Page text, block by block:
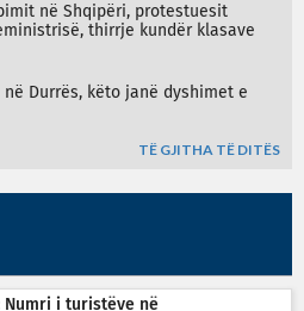
në Shqipëri, protestuesit
thirrje kundër klasave
Durrës, këto janë dyshimet e
TË GJITHA TË DITËS
Numri i turistëve në